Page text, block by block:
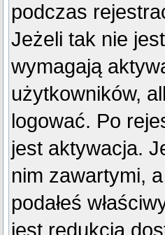
podczas
Jeżeli tak nie
wymagają
użytkowników,
logować. Po
jest aktywacja.
nim zawartymi,
podałeś
jest redukcja